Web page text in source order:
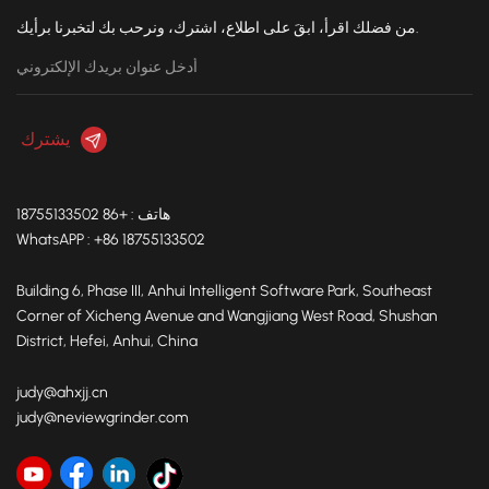
من فضلك اقرأ، ابقَ على اطلاع، اشترك، ونرحب بك لتخبرنا برأيك.
هاتف : +86 18755133502
WhatsAPP : +86 18755133502
Building 6, Phase III, Anhui Intelligent Software Park, Southeast
Corner of Xicheng Avenue and Wangjiang West Road, Shushan
District, Hefei, Anhui, China
judy@ahxjj.cn
judy@neviewgrinder.com